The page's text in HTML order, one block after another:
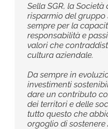
Sella SGR, la Società
risparmio del gruppo
sempre per la
responsabilità e
valori che
cultura aziendale.
Da sempre in
investimenti
dare un contributo
dei territori e delle
tutto questo che
orgoglio di sostenere